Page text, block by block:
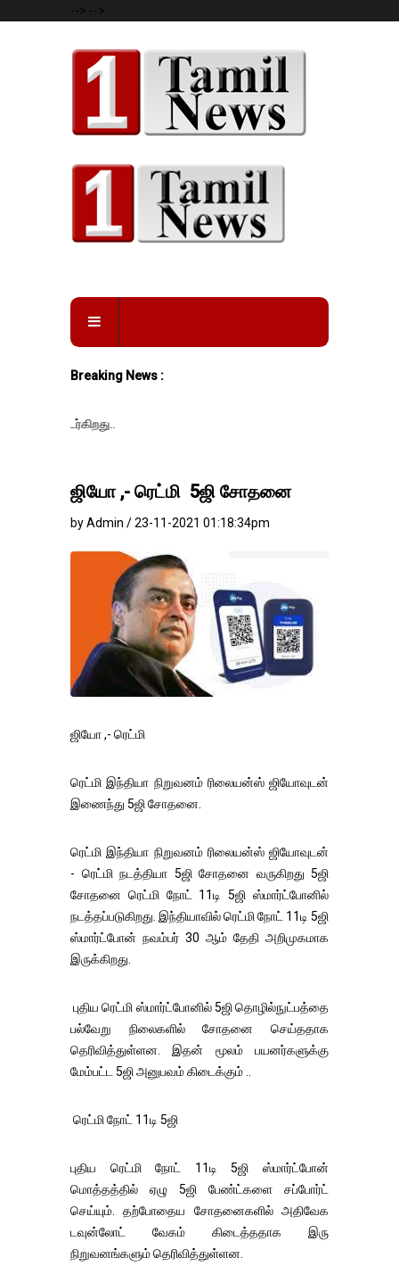
--> -->
Breaking News :
ஜியோ ,- ரெட்மி 5ஜி சோதனை
by Admin / 23-11-2021 01:18:34pm
ஜியோ ,- ரெட்மி
ரெட்மி இந்தியா நிறுவனம் ரிலையன்ஸ் ஜியோவுடன்
இணைந்து 5ஜி சோதனை.
ரெட்மி இந்தியா நிறுவனம் ரிலையன்ஸ் ஜியோவுடன்
- ரெட்மி நடத்தியா 5ஜி சோதனை வருகிறது 5ஜி
சோதனை ரெட்மி நோட் 11டி 5ஜி ஸ்மார்ட்போனில்
நடத்தப்படுகிறது. இந்தியாவில் ரெட்மி நோட் 11டி 5ஜி
ஸ்மார்ட்போன் நவம்பர் 30 ஆம் தேதி அறிமுகமாக
இருக்கிறது.
புதிய ரெட்மி ஸ்மார்ட்போனில் 5ஜி தொழில்நுட்பத்தை
பல்வேறு நிலைகளில் சோதனை செய்ததாக
தெரிவித்துள்ளன. இதன் மூலம் பயனர்களுக்கு
மேம்பட்ட 5ஜி அனுபவம் கிடைக்கும் ..
ரெட்மி நோட் 11டி 5ஜி
புதிய ரெட்மி நோட் 11டி 5ஜி ஸ்மார்ட்போன்
மொத்தத்தில் ஏழு 5ஜி பேண்ட்களை சப்போர்ட்
செய்யும். தற்போதைய சோதனைகளில் அதிவேக
டவுன்லோட் வேகம் கிடைத்ததாக இரு
நிறுவனங்களும் தெரிவித்துள்ளன.